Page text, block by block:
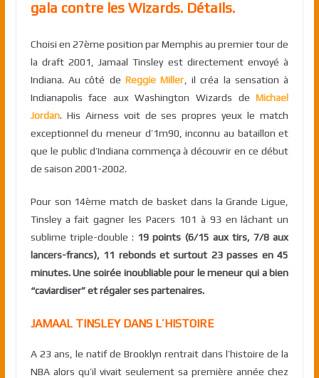
gala contre les Wizards. Détails.
Choisi en 27ème position par Memphis au premier tour de
la draft 2001, Jamaal Tinsley est directement envoyé à
Indiana. Au côté deReggie Miller , il créa la sensation à
Indianapolis face aux Washington Wizards deMichael
Jordan. His Airness voit de ses propres yeux le match
exceptionnel du meneur d’1m90, inconnu au bataillon et
que le public d’Indiana commença à découvrir en ce début
de saison 2001-2002.
Pour son 14ème match de basket dans la Grande Ligue,
Tinsley a fait gagner les Pacers 101 à 93 en lâchant un
sublime triple-double : 19 points (6/15 aux tirs, 7/8 aux
lancers-francs), 11 rebonds et surtout 23 passes en 45
minutes. Une soirée inoubliable pour le meneur qui a bien
“caviardiser” et régaler ses partenaires.
JAMAAL TINSLEY DANS L’HISTOIRE
A 23 ans, le natif de Brooklyn rentrait dans l’histoire de la
NBA alors qu’il vivait seulement sa première année chez